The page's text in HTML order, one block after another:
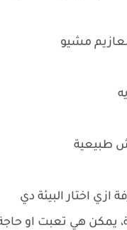
مشيو
طبيعية
اختار البيئة دي
يمكن هي تعبت او